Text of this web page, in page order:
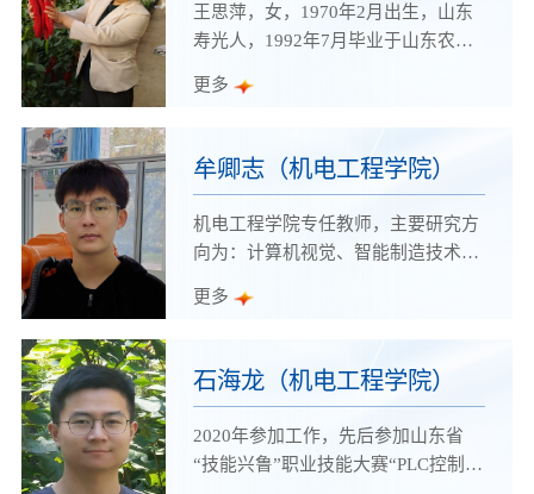
王思萍，女，1970年2月出生，山东
寿光人，1992年7月毕业于山东农业
年12月获山东农业大学农业推广硕士
业教育教学名师，国家级职业教育教
师教学创新团队核心成员、省级教学
成果奖获得者、山东省农业重大应用
技术创新项目负责人。山东省政府采
设施蔬菜职业技能等级证书工作委员
学施肥等领域从事教学、科研、技术
推广、社会服务等工作。
更多
牟卿志（机电工程学院）
机电工程学院专任教师，主要研究方
向为：计算机视觉、智能制造技术
础》、《移动机器人及ROS技术》、
工作，三次教学评价获评“优秀”等
级。获评潍坊职业学院先进个人、工
会工作先进个人等荣誉称号，2022年
度获评“山东省技术能手”称号，2023
更多
石海龙（机电工程学院）
2020年参加工作，先后参加山东省
“技能兴鲁”职业技能大赛“PLC控制与